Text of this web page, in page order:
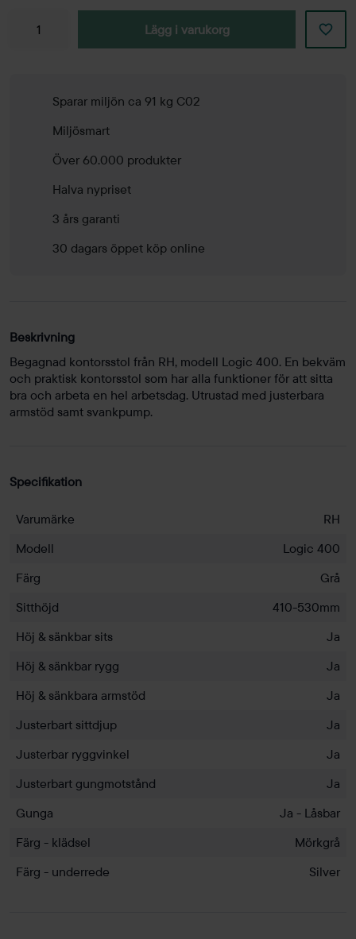
Lägg i varukorg
Sparar miljön ca 91 kg C02
Miljösmart
Över 60.000 produkter
Halva nypriset
3 års garanti
30 dagars öppet köp online
Beskrivning
Begagnad kontorsstol från RH, modell Logic 400. En bekväm
och praktisk kontorsstol som har alla funktioner för att sitta
bra och arbeta en hel arbetsdag. Utrustad med justerbara
armstöd samt svankpump.
Specifikation
Varumärke
RH
Modell
Logic 400
Färg
Grå
Sitthöjd
410-530mm
Höj & sänkbar sits
Ja
Höj & sänkbar rygg
Ja
Höj & sänkbara armstöd
Ja
Justerbart sittdjup
Ja
Justerbar ryggvinkel
Ja
Justerbart gungmotstånd
Ja
Gunga
Ja - Låsbar
Färg - klädsel
Mörkgrå
Färg - underrede
Silver